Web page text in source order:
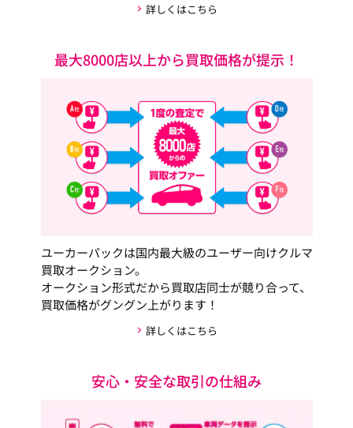
詳しくはこちら
最大8000店以上から買取価格が提示！
ユーカーパックは国内最大級のユーザー向けクルマ
買取オークション。
オークション形式だから買取店同士が競り合って、
買取価格がグングン上がります！
詳しくはこちら
安心・安全な取引の仕組み